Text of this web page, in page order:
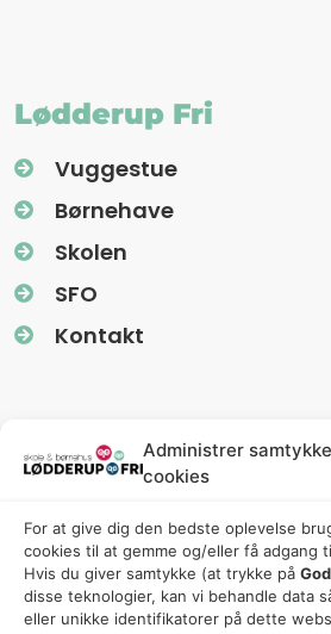
Administrer
cookies
For at give dig den bedste oplevelse
cookies til at gemme og/eller få adgang
Hvis du giver samtykke (at trykke på
disse teknologier, kan vi behandle data
eller unikke identifikatorer på dette
Lødderup Fri
Vuggestue
Børnehave
Skolen
SFO
Kontakt
Information
Nyhedsbreve (Uglereden)
Fredagsbreve
Privatlivspolitik
Cookiepolitik